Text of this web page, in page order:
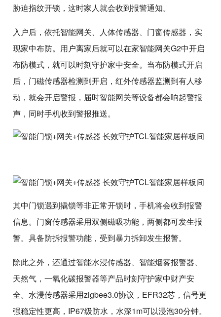
胁迫指纹开锁，这时家人就会收到报警通知。
入户后，依托智能网关、人体传感器、门窗传感器，实
现家中布防。用户离家后就可以在家智能网关G2中开启
布防模式，就可以时刻守护家中安全。当布防模式开启
后，门磁传感器检测到开启，红外传感器监测到有人移
动，就会开启警报，届时智能网关等设备都会响起警报
声，同时手机收到警报推送。
其中门锁遇到撬锁等非正常开锁时，手机将会收到报警
信息。门窗传感器采用双侧磁吸功能，两侧都可发生报
警。具备防拆报警功能，受到暴力拆卸发生报警。
除此之外，还通过智能水浸传感器、智能烟雾报警器、
天然气，一氧化碳报警器等产品时刻守护家中财产安
全。水浸传感器采用zigbee3.0协议，EFR32芯，信号更
强稳定性更高，IP67级防水，水深1m可以浸泡30分钟。